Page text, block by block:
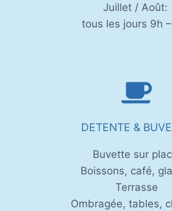
Juillet / Août:
tous les jours 9h
DETENTE &
Buvette sur
Boissons, café,
Terrasse
Ombragée, tables,